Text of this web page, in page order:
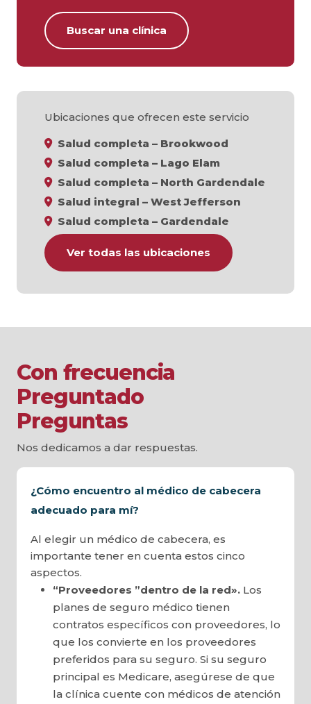
Buscar una clínica
Ubicaciones que ofrecen este servicio
Salud completa – Brookwood
Salud completa – Lago Elam
Salud completa – North Gardendale
Salud integral – West Jefferson
Salud completa – Gardendale
Ver todas las ubicaciones
Con frecuencia
Preguntado
Preguntas
Nos dedicamos a dar respuestas.
¿Cómo encuentro al médico de cabecera
adecuado para mí?
Al elegir un médico de cabecera, es
importante tener en cuenta estos cinco
aspectos.
“Proveedores ”dentro de la red». Los
planes de seguro médico tienen
contratos específicos con proveedores, lo
que los convierte en los proveedores
preferidos para su seguro. Si su seguro
principal es Medicare, asegúrese de que
la clínica cuente con médicos de atención